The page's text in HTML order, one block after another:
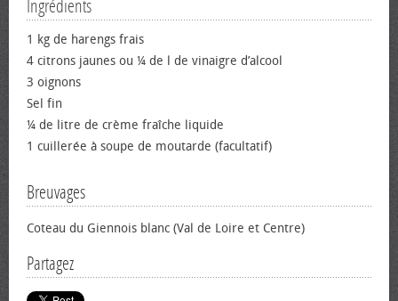
Ingrédients
1 kg de harengs frais
4 citrons jaunes ou ¼ de l de vinaigre d’alcool
3 oignons
Sel fin
¼ de litre de crème fraîche liquide
1 cuillerée à soupe de moutarde (facultatif)
Breuvages
Coteau du Giennois blanc (Val de Loire et Centre)
Partagez